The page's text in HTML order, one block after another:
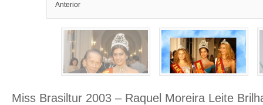
Anterior
Miss Brasiltur 2003 – Raquel Moreira Leite